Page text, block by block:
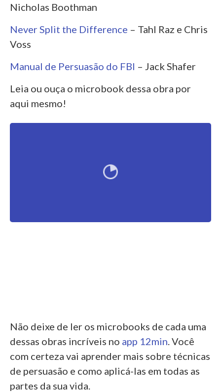
Nicholas Boothman
Never Split the Difference – Tahl Raz e Chris
Voss
Manual de Persuasão do FBI – Jack Shafer
Leia ou ouça o microbook dessa obra por
aqui mesmo!
Não deixe de ler os microbooks de cada uma
dessas obras incríveis no app 12min . Você
com certeza vai aprender mais sobre técnicas
de persuasão e como aplicá-las em todas as
partes da sua vida.